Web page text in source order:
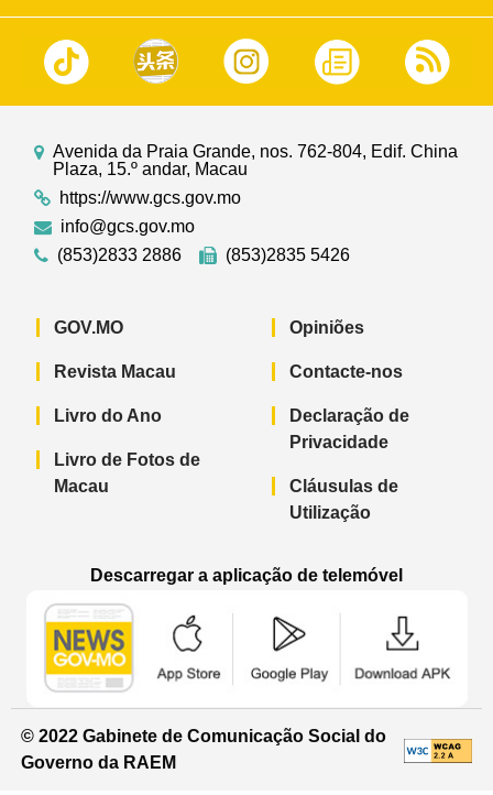
Avenida da Praia Grande, nos. 762-804, Edif. China
Plaza, 15.º andar, Macau
https://www.gcs.gov.mo
info@gcs.gov.mo
(853)2833 2886
(853)2835 5426
GOV.MO
Revista Macau
Livro do Ano
Livro de Fotos de
Macau
Opiniões
Contacte-nos
Declaração de
Privacidade
Cláusulas de
Utilização
Descarregar a aplicação de telemóvel
© 2022 Gabinete de Comunicação Social do
Governo da RAEM